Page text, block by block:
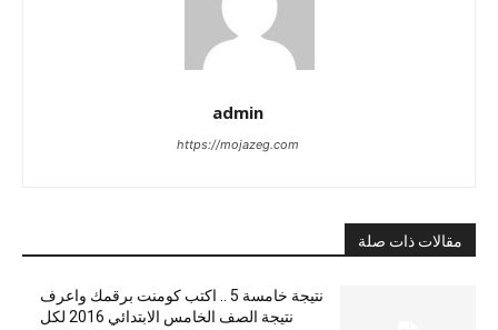
admin
https://mojazeg.com
مقالات ذات صلة
نتيجة خامسة 5 .. اكتب كومنت برقمك واعرف
نتيجة الصف الخامس الابتدائي 2016 لكل